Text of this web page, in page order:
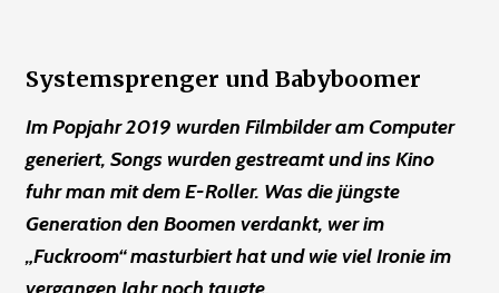
Systemsprenger und Babyboomer
Im Popjahr 2019 wurden Filmbilder am Computer
generiert, Songs wurden gestreamt und ins Kino
fuhr man mit dem E-Roller. Was die jüngste
Generation den Boomen verdankt, wer im
„Fuckroom“ masturbiert hat und wie viel Ironie im